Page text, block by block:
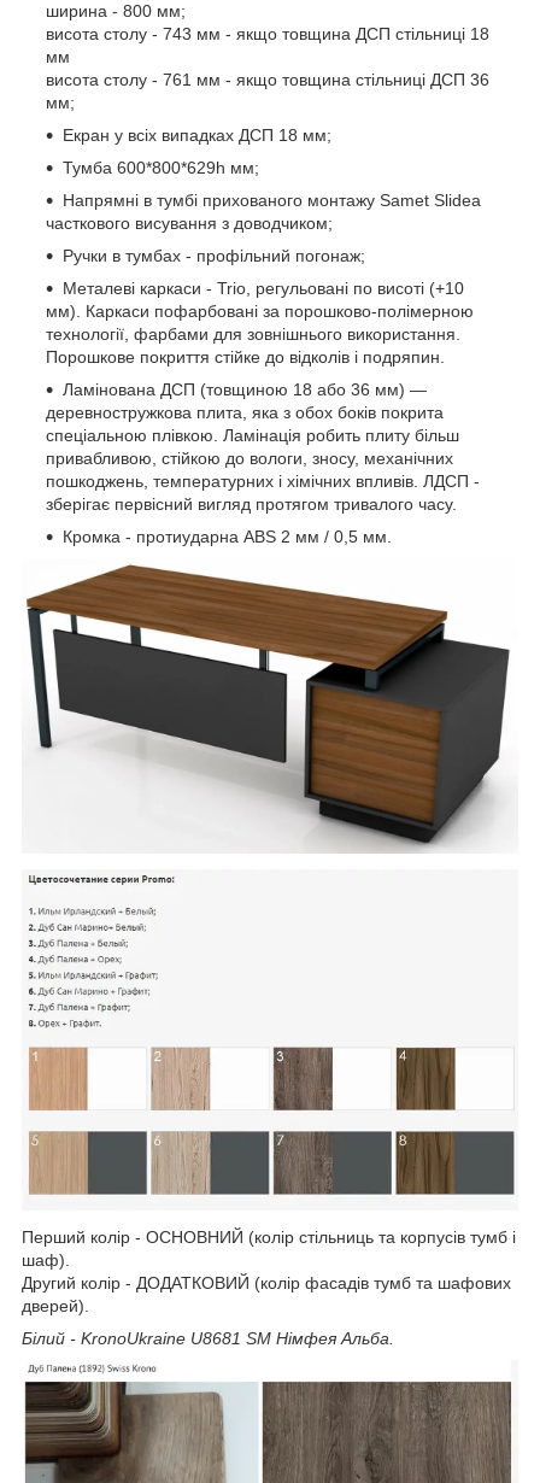
ширина - 800 мм;
висота столу - 743 мм - якщо товщина ДСП стільниці 18
мм
висота столу - 761 мм - якщо товщина стільниці ДСП 36
мм;
Екран у всіх випадках ДСП 18 мм;
Тумба 600*800*629h мм;
Напрямні в тумбі прихованого монтажу Samet Slidea
часткового висування з доводчиком;
Ручки в тумбах - профільний погонаж;
Металеві каркаси - Trio, регульовані по висоті (+10
мм). Каркаси пофарбовані за порошково-полімерною
технології, фарбами для зовнішнього використання.
Порошкове покриття стійке до відколів і подряпин.
Ламінована ДСП (товщиною 18 або 36 мм) —
деревностружкова плита, яка з обох боків покрита
спеціальною плівкою. Ламінація робить плиту більш
привабливою, стійкою до вологи, зносу, механічних
пошкоджень, температурних і хімічних впливів. ЛДСП -
зберігає первісний вигляд протягом тривалого часу.
Кромка - протиударна ABS 2 мм / 0,5 мм.
Перший колір - ОСНОВНИЙ (колір стільниць та корпусів тумб і
шаф).
Другий колір - ДОДАТКОВИЙ (колір фасадів тумб та шафових
дверей).
Білий - KronoUkraine U8681 SM Німфея Альба.